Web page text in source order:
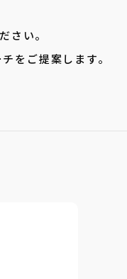
さい。
をご提案します。